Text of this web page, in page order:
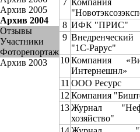
Архив 2005
Архив 2004
Отзывы
Участники
Фоторепортаж
Архив 2003
7 Компания
8 ИФК "ПРИС"
9 Внедренческий
"1С-Рарус"
10Компания
Интернешнл»
11 ООО Ресурс
12 Компания
13Журнал
хозяйство"